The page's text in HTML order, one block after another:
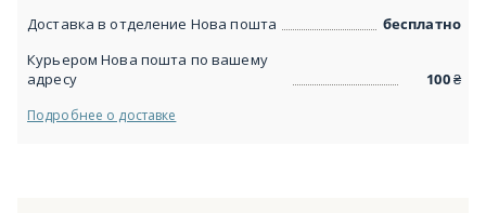
Доставка в отделение Нова пошта
бесплатно
Курьером Нова пошта по вашему
адресу
100₴
Подробнее о доставке